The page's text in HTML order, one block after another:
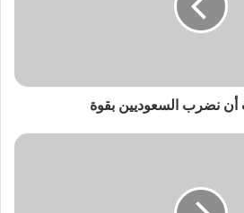
أن نضرب السعوديين بقوة